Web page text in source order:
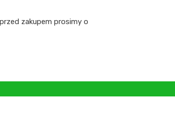
zakupem prosimy o